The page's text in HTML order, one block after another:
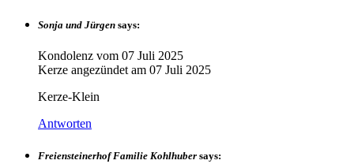
Sonja und Jürgen says:
Kondolenz vom 07 Juli 2025
Kerze angezündet am 07 Juli 2025
Kerze-Klein
Antworten
Freiensteinerhof Familie Kohlhuber says: